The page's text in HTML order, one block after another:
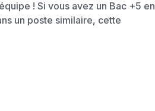
! Si vous avez un Bac +5 en
un poste similaire, cette